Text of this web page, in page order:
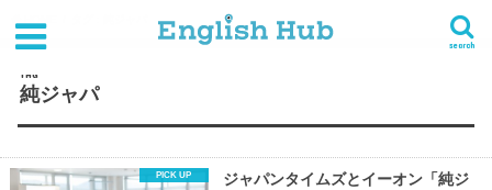
search
TAG
純ジャパ
ジャパンタイムズとイーオン「純ジ